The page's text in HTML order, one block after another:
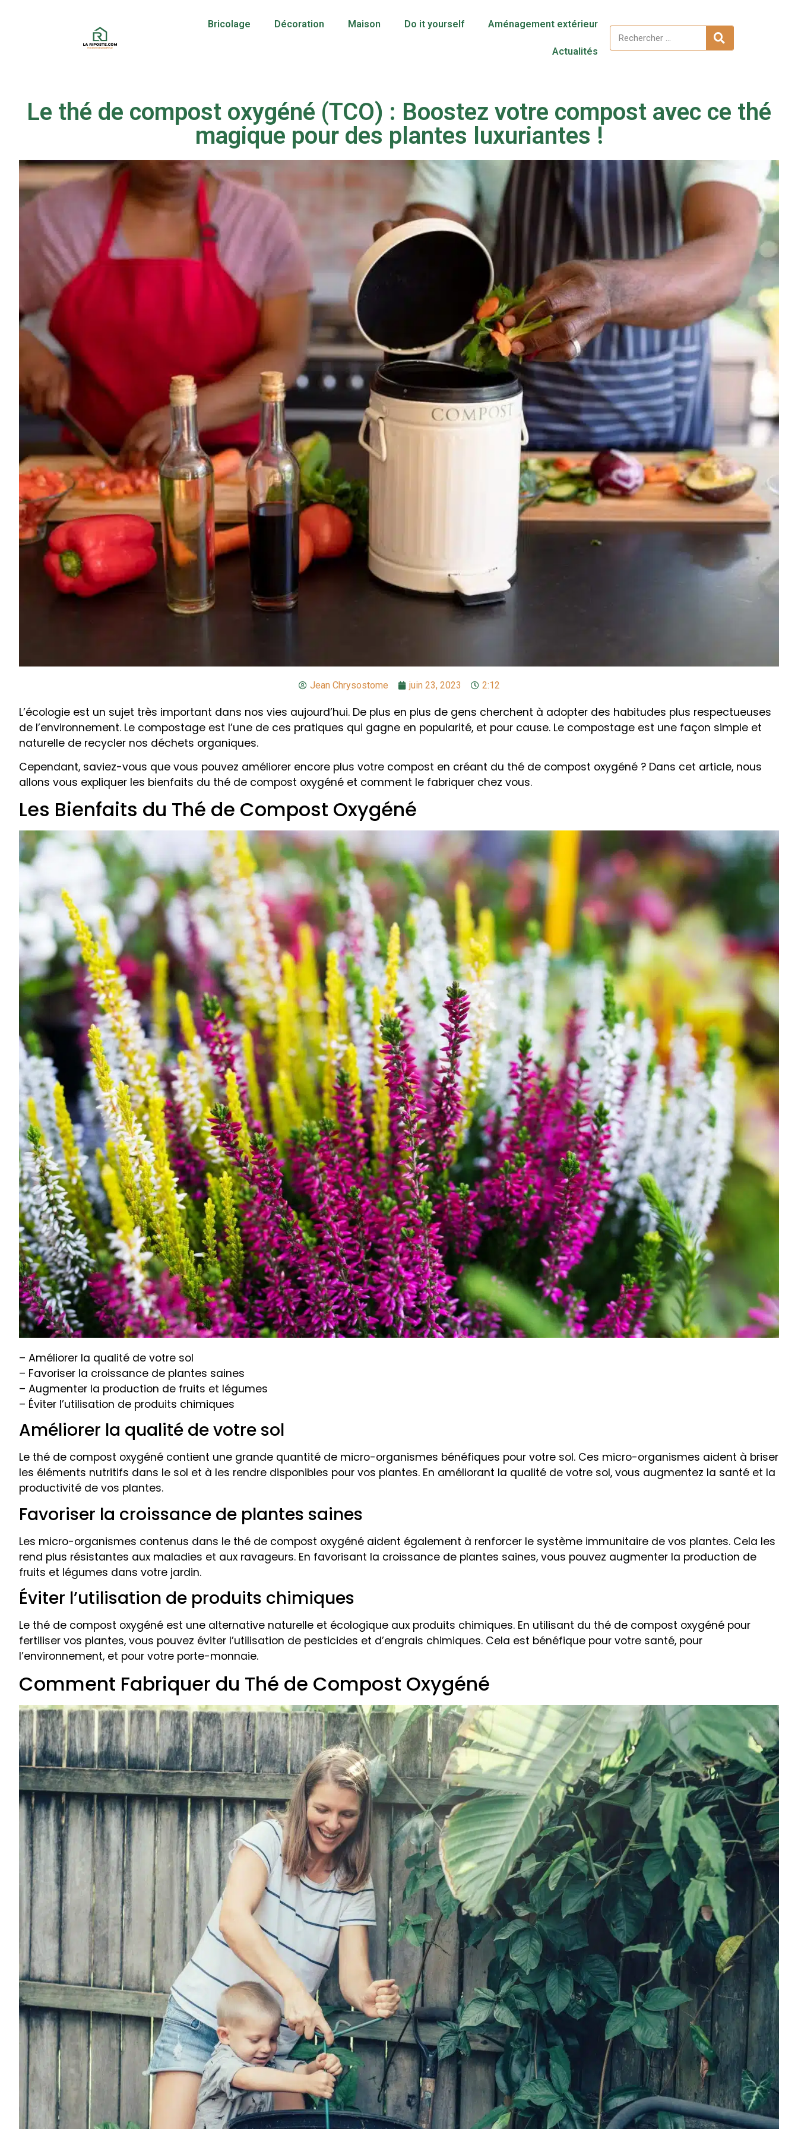
Bricolage Décoration Maison Do it yourself Aménagement extérieur
Actualités
Le thé de compost oxygéné (TCO) : Boostez votre compost avec ce thé
magique pour des plantes luxuriantes !
Jean Chrysostome juin 23, 2023 2:12
L’écologie est un sujet très important dans nos vies aujourd’hui. De plus en plus de gens cherchent à adopter des habitudes plus respectueuses
de l’environnement. Le compostage est l’une de ces pratiques qui gagne en popularité, et pour cause. Le compostage est une façon simple et
naturelle de recycler nos déchets organiques.
Cependant, saviez-vous que vous pouvez améliorer encore plus votre compost en créant du thé de compost oxygéné ? Dans cet article, nous
allons vous expliquer les bienfaits du thé de compost oxygéné et comment le fabriquer chez vous.
Les Bienfaits du Thé de Compost Oxygéné
– Améliorer la qualité de votre sol
– Favoriser la croissance de plantes saines
– Augmenter la production de fruits et légumes
– Éviter l’utilisation de produits chimiques
Améliorer la qualité de votre sol
Le thé de compost oxygéné contient une grande quantité de micro-organismes bénéfiques pour votre sol. Ces micro-organismes aident à briser
les éléments nutritifs dans le sol et à les rendre disponibles pour vos plantes. En améliorant la qualité de votre sol, vous augmentez la santé et la
productivité de vos plantes.
Favoriser la croissance de plantes saines
Les micro-organismes contenus dans le thé de compost oxygéné aident également à renforcer le système immunitaire de vos plantes. Cela les
rend plus résistantes aux maladies et aux ravageurs. En favorisant la croissance de plantes saines, vous pouvez augmenter la production de
fruits et légumes dans votre jardin.
Éviter l’utilisation de produits chimiques
Le thé de compost oxygéné est une alternative naturelle et écologique aux produits chimiques. En utilisant du thé de compost oxygéné pour
fertiliser vos plantes, vous pouvez éviter l’utilisation de pesticides et d’engrais chimiques. Cela est bénéfique pour votre santé, pour
l’environnement, et pour votre porte-monnaie.
Comment Fabriquer du Thé de Compost Oxygéné